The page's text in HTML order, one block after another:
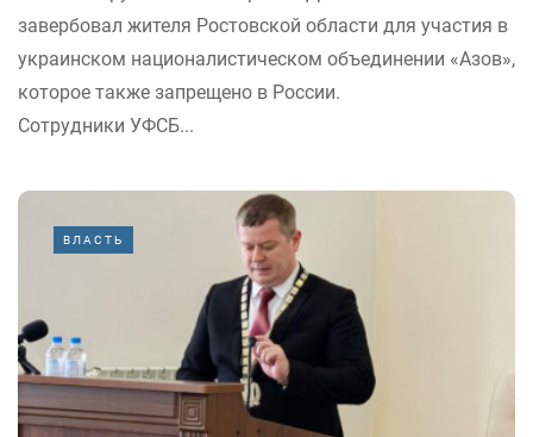
завербовал жителя Ростовской области для участия в
украинском националистическом объединении «Азов»,
которое также запрещено в России.
Сотрудники УФСБ...
ВЛАСТЬ